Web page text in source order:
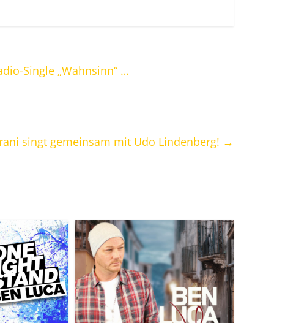
Single „Wahnsinn“ …
singt gemeinsam mit Udo Lindenberg! →